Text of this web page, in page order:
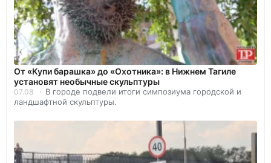
От «Купи барашка» до «Охотника»: в Нижнем Тагиле
установят необычные скульптуры
07.08
В городе подвели итоги симпозиума городской и
ландшафтной скульптуры.